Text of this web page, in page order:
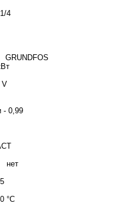
4
GRUNDFOS
V
- 0,99
нет
°C